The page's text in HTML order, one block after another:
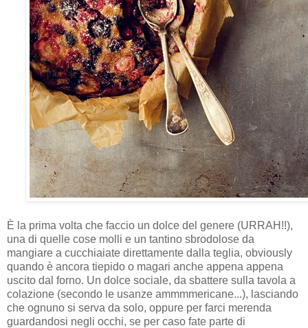
È la prima volta che faccio un dolce del genere (URRAH!!),
una di quelle cose molli e un tantino sbrodolose da
mangiare a cucchiaiate direttamente dalla teglia, obviously
quando è ancora tiepido o magari anche appena appena
uscito dal forno. Un dolce sociale, da sbattere sulla tavola a
colazione (secondo le usanze ammmmericane...), lasciando
che ognuno si serva da solo, oppure per farci merenda
guardandosi negli occhi, se per caso fate parte di